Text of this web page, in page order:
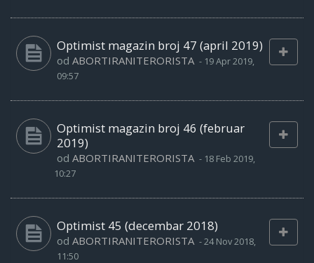
Optimist magazin broj 47 (april 2019)
od ABORTIRANITERORISTA - 19 Apr 2019,
09:57
Optimist magazin broj 46 (februar
2019)
od ABORTIRANITERORISTA - 18 Feb 2019,
10:27
Optimist 45 (decembar 2018)
od ABORTIRANITERORISTA -24 Nov 2018,
11:50